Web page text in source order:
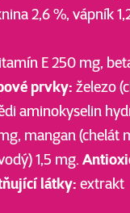
2,6 %, vápník
E 250 mg,
prvky: železo
aminokyselin
mangan (chelát
1,5 mg.
látky: extrakt